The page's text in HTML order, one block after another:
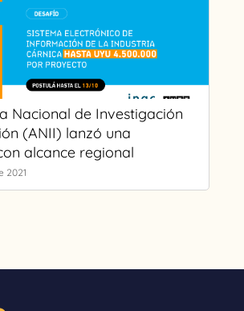
Nacional de Investigación
(ANII) lanzó una
alcance regional
2021